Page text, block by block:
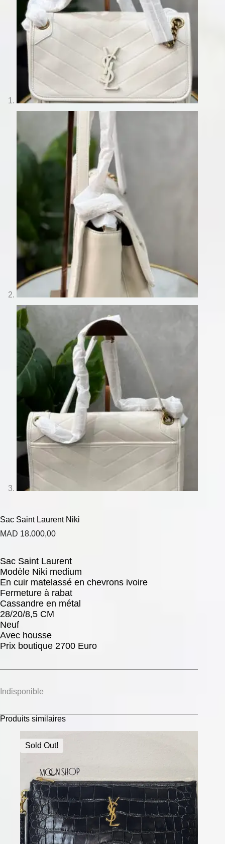
Sac Saint Laurent Niki
MAD 18.000,00
Sac Saint Laurent
Modèle Niki medium
En cuir matelassé en chevrons ivoire
Fermeture à rabat
Cassandre en métal
28/20/8,5 CM
Neuf
Avec housse
Prix boutique 2700 Euro
Indisponible
Produits similaires
Sold Out!